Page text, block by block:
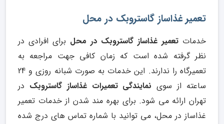
تعمیر غذاساز گاستروبک در محل
خدمات تعمیر غذاساز گاستروبک در محل برای افرادی در
نظر گرفته شده است که زمان کافی جهت مراجعه به
تعمیرگاه را ندارند. این خدمات به صورت شبانه روزی و 24
ساعته از سوینمایندگی تعمیرات غذاساز گاستروبک در
تهران ارائه می شود. برای بهره مند شدن از خدمات تعمیر
غذاساز در محل، می توانید با شماره تماس های درج شده